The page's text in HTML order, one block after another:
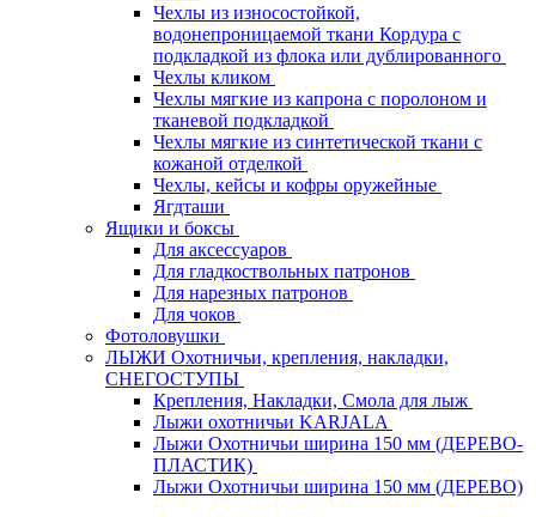
Чехлы из износостойкой,
водонепроницаемой ткани Кордура с
подкладкой из флока или дублированного
Чехлы кликом
Чехлы мягкие из капрона с поролоном и
тканевой подкладкой
Чехлы мягкие из синтетической ткани с
кожаной отделкой
Чехлы, кейсы и кофры оружейные
Ягдташи
Ящики и боксы
Для аксессуаров
Для гладкоствольных патронов
Для нарезных патронов
Для чоков
Фотоловушки
ЛЫЖИ Охотничьи, крепления, накладки,
СНЕГОСТУПЫ
Крепления, Накладки, Смола для лыж
Лыжи охотничьи KARJALA
Лыжи Охотничьи ширина 150 мм (ДЕРЕВО-
ПЛАСТИК)
Лыжи Охотничьи ширина 150 мм (ДЕРЕВО)